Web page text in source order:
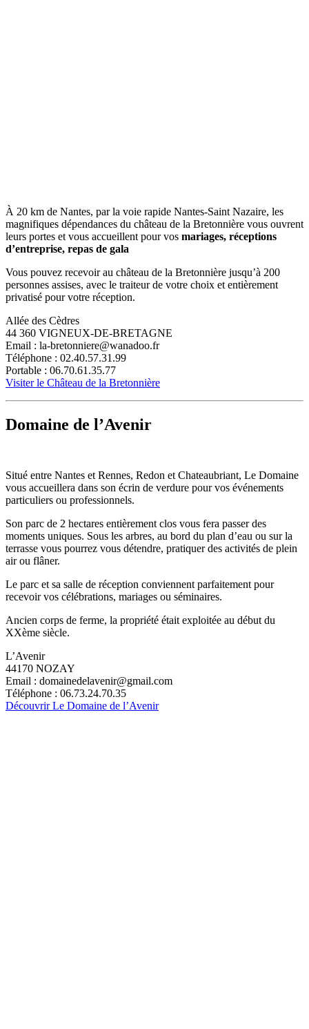
À 20 km de Nantes, par la voie rapide Nantes-Saint Nazaire, les
magnifiques dépendances du château de la Bretonnière vous ouvrent
leurs portes et vous accueillent pour vos mariages, réceptions
d’entreprise, repas de gala
Vous pouvez recevoir au château de la Bretonnière jusqu’à 200
personnes assises, avec le traiteur de votre choix et entièrement
privatisé pour votre réception.
Allée des Cèdres
44 360 VIGNEUX-DE-BRETAGNE
Email : la-bretonniere@wanadoo.fr
Téléphone : 02.40.57.31.99
Portable : 06.70.61.35.77
Visiter le Château de la Bretonnière
Domaine de l’Avenir
Situé entre Nantes et Rennes, Redon et Chateaubriant, Le Domaine
vous accueillera dans son écrin de verdure pour vos événements
particuliers ou professionnels.
Son parc de 2 hectares entièrement clos vous fera passer des
moments uniques. Sous les arbres, au bord du plan d’eau ou sur la
terrasse vous pourrez vous détendre, pratiquer des activités de plein
air ou flâner.
Le parc et sa salle de réception conviennent parfaitement pour
recevoir vos célébrations, mariages ou séminaires.
Ancien corps de ferme, la propriété était exploitée au début du
XXème siècle.
L’Avenir
44170 NOZAY
Email : domainedelavenir@gmail.com
Téléphone : 06.73.24.70.35
Découvrir Le Domaine de l’Avenir